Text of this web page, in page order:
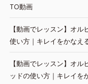
TO動画
【動画でレッスン】オ
使い方｜キレイをかなえ
【動画でレッスン】オ
ッドの使い方｜キレイを